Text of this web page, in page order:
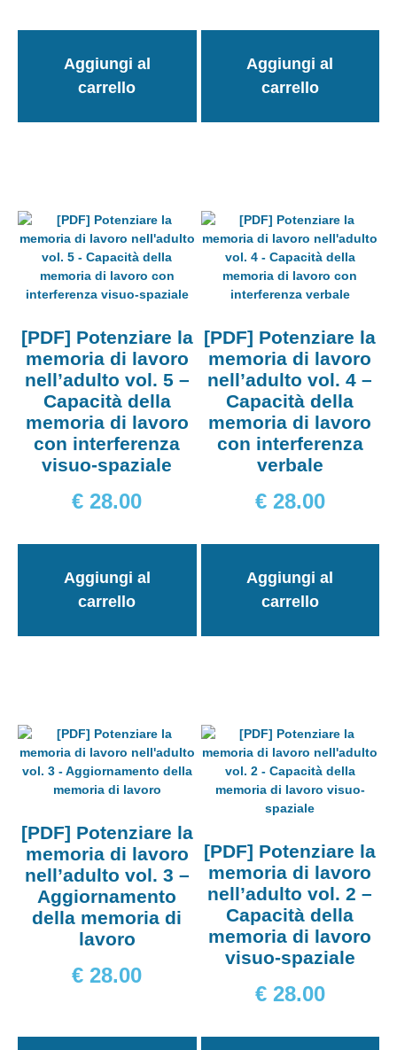
Aggiungi al
carrello
Aggiungi al
carrello
[PDF] Potenziare la
memoria di lavoro
nell’adulto vol. 5 –
Capacità della
memoria di lavoro
con interferenza
visuo-spaziale
€ 28.00
Aggiungi al
carrello
[PDF] Potenziare la
memoria di lavoro
nell’adulto vol. 4 –
Capacità della
memoria di lavoro
con interferenza
verbale
€28.00
Aggiungi al
carrello
[PDF] Potenziare la
memoria di lavoro
nell’adulto vol. 3 –
Aggiornamento
della memoria di
lavoro
€ 28.00
[PDF] Potenziare la
memoria di lavoro
nell’adulto vol. 2 –
Capacità della
memoria di lavoro
visuo-spaziale
€28.00